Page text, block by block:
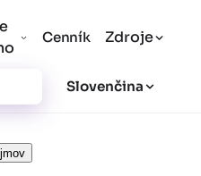
Cenník Zdroje
Slovenčina